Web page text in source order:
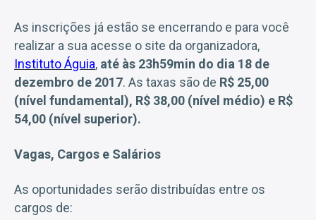
As inscrições já estão se encerrando e para você
realizar a sua acesse o site da organizadora,
Instituto Águia, até às 23h59min do dia 18 de
dezembro de 2017. As taxas são de R$ 25,00
(nível fundamental), R$ 38,00 (nível médio) e R$
54,00 (nível superior).
Vagas, Cargos e Salários
As oportunidades serão distribuídas entre os
cargos de: